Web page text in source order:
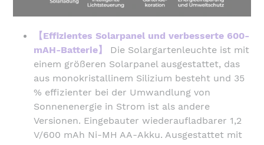
【Effizientes Solarpanel und verbesserte 600-
mAH-Batterie】
Die Solargartenleuchte ist mit
einem größeren Solarpanel ausgestattet, das
aus monokristallinem Silizium besteht und 35
% effizienter bei der Umwandlung von
Sonnenenergie in Strom ist als andere
Versionen. Eingebauter wiederaufladbarer 1,2
V/600 mAh Ni-MH AA-Akku. Ausgestattet mit